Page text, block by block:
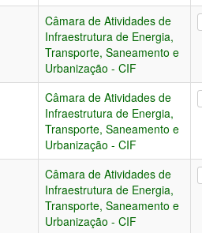
Câmara de Atividades de
Infraestrutura de Energia,
Transporte, Saneamento e
Urbanização - CIF
Câmara de Atividades de
Infraestrutura de Energia,
Transporte, Saneamento e
Urbanização - CIF
Câmara de Atividades de
Infraestrutura de Energia,
Transporte, Saneamento e
Urbanização - CIF